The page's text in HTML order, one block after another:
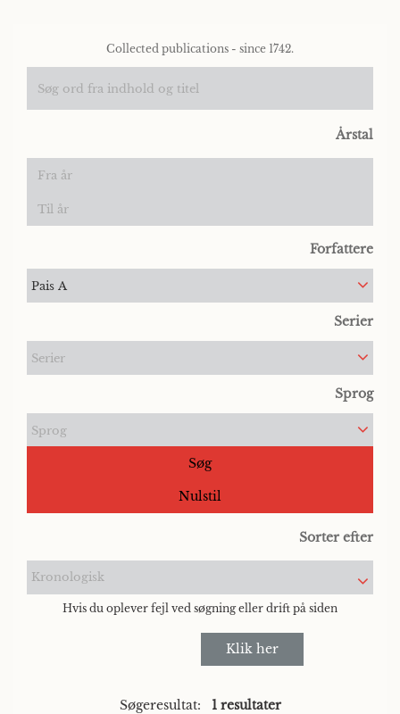
Collected publications - since 1742.
Årstal
Forfattere
Pais A
Serier
Serier
Sprog
Sprog
Søg
Nulstil
Sorter efter
Kronologisk
Hvis du oplever fejl ved søgning eller drift på siden
Klik her
Søgeresultat: 1 resultater